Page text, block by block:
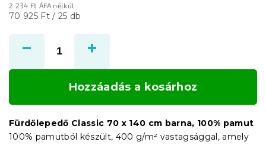
2 234 Ft ÁFA nélkül
Egységár:
70 925 Ft / 25 db
Hozzáadás a kosárhoz
Fürdőlepedő Classic 70 x 140 cm barna, 100% pamut
100% pamutból készült, 400 g/m² vastagsággal, amely